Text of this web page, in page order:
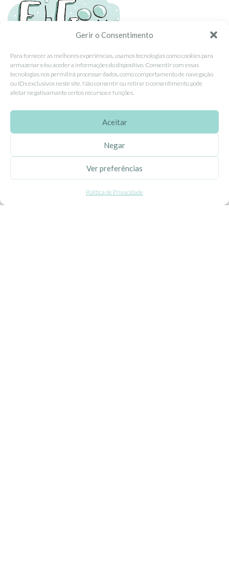
Gerir o Consentimento
Para fornecer as melhores experiências, usamos tecnologias como cookies para
armazenar e/ou aceder a informações do dispositivo. Consentir com essas
tecnologias nos permitirá processar dados, como comportamento de navegação
ou IDs exclusivos neste site. Não consentir ou retirar o consentimento pode
afetar negativamante certos recursos e funções.
Aceitar
Negar
Ver preferências
Política de Privacidade
Tel: (351) 234095278 Custo de Chamada para Rede Fixa Nacional
Email: info@ehgoom.com
Rua José Afonso, Nº 50, 3800-438 Aveiro, Portugal
Sobre Nós
Propriedade Intelectual
Colaboração com Bloggers